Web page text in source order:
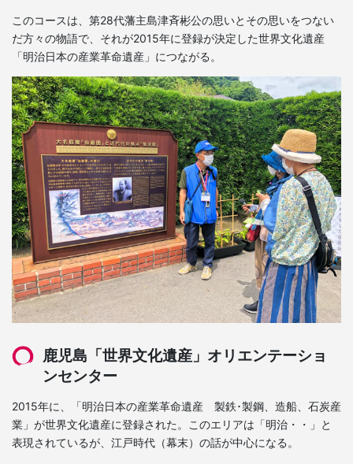
このコースは、第28代藩主島津斉彬公の思いとその思いをつない
だ方々の物語で、それが2015年に登録が決定した世界文化遺産
「明治日本の産業革命遺産」につながる。
鹿児島「世界文化遺産」オリエンテーショ
ンセンター
2015年に、「明治日本の産業革命遺産 製鉄･製鋼、造船、石炭産
業」が世界文化遺産に登録された。このエリアは「明治・・」と
表現されているが、江戸時代（幕末）の話が中心になる。